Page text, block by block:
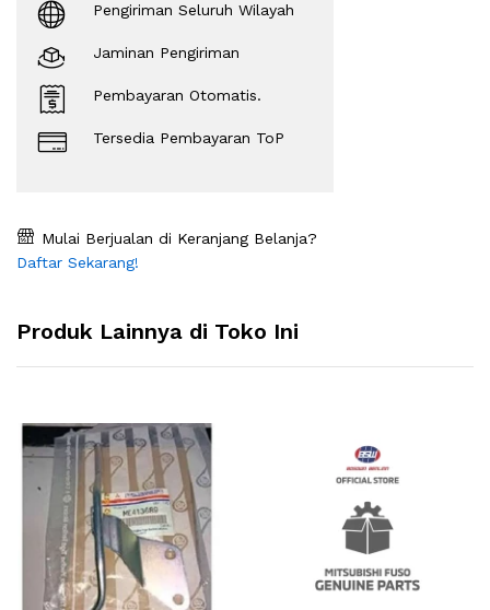
Pengiriman Seluruh Wilayah
Jaminan Pengiriman
Pembayaran Otomatis.
Tersedia Pembayaran ToP
Mulai Berjualan di Keranjang Belanja?
Daftar Sekarang!
Produk Lainnya di Toko Ini